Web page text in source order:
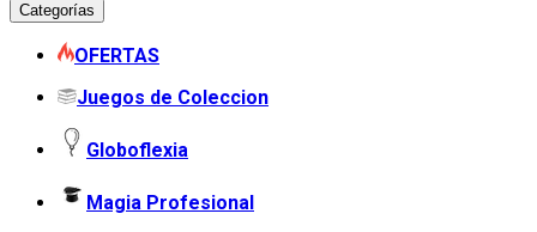
Categorías
OFERTAS
Juegos de Coleccion
Globoflexia
Magia Profesional